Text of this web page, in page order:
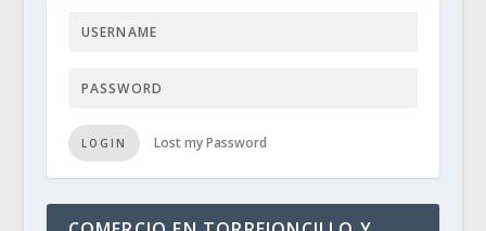
LOGIN Lost my Password